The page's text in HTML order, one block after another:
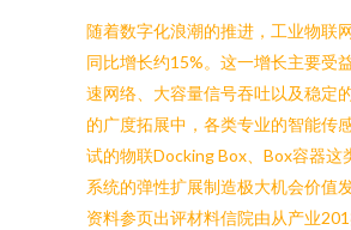
随着数字化浪潮的推进，工业物联
同比增长约15%。这一增长主要受
速网络、大容量信号吞吐以及稳定
的广度拓展中，各类专业的智能传
试的物联Docking Box、Box容器
系统的弹性扩展制造极大机会价值
资料参页出评材料信院由从产业